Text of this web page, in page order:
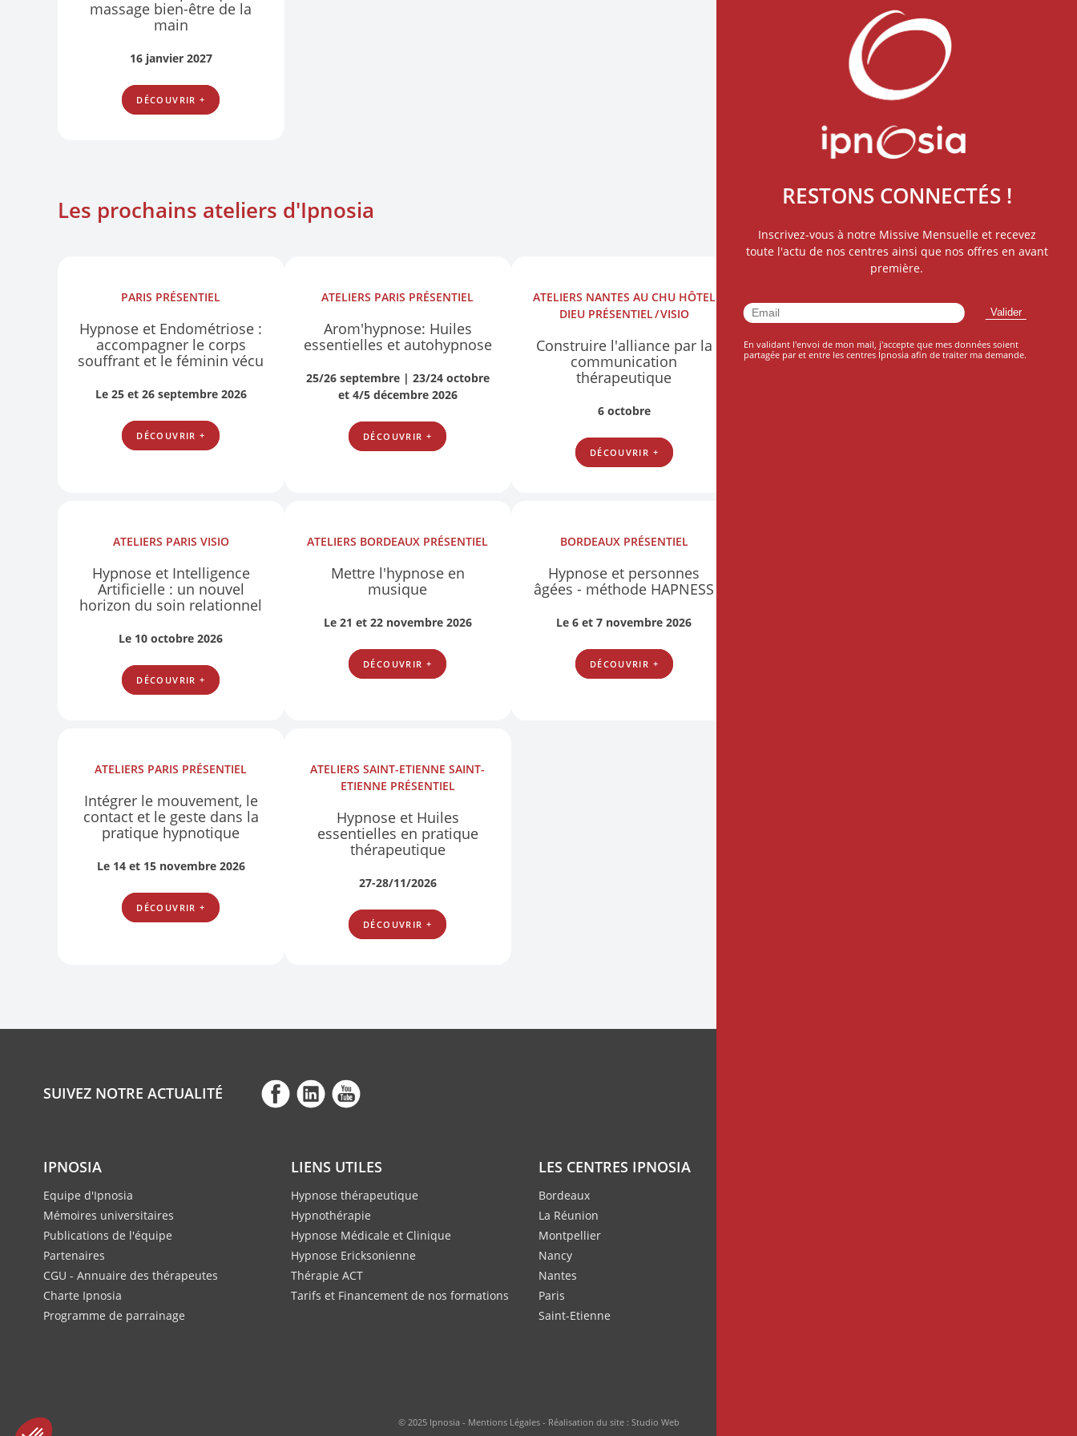
massage bien-être de la
main
16 janvier 2027
DÉCOUVRIR +
Les prochains ateliers d'Ipnosia
PARIS PRÉSENTIEL
Hypnose et Endométriose :
accompagner le corps
souffrant et le féminin vécu
Le 25 et 26 septembre 2026
DÉCOUVRIR +
ATELIERS PARIS PRÉSENTIEL
Arom'hypnose: Huiles
essentielles et autohypnose
25/26 septembre | 23/24 octobre
et 4/5 décembre 2026
DÉCOUVRIR +
ATELIERS NANTES AU CHU HÔTEL
DIEU PRÉSENTIEL VISIO
Construire l'alliance par la
communication
thérapeutique
6 octobre
DÉCOUVRIR +
ATELIERS PARIS VISIO
Hypnose et Intelligence
Artificielle : un nouvel
horizon du soin relationnel
Le 10 octobre 2026
DÉCOUVRIR +
ATELIERS BORDEAUX PRÉSENTIEL
Mettre l'hypnose en
musique
Le 21 et 22 novembre 2026
DÉCOUVRIR +
BORDEAUX PRÉSENTIEL
Hypnose et personnes
âgées - méthode HAPNESS
Le 6 et 7 novembre 2026
DÉCOUVRIR +
ATELIERS PARIS PRÉSENTIEL
Intégrer le mouvement, le
contact et le geste dans la
pratique hypnotique
Le 14 et 15 novembre 2026
DÉCOUVRIR +
ATELIERSSAINT-ETIENNE SAINT-
ETIENNE PRÉSENTIEL
Hypnose et Huiles
essentielles en pratique
thérapeutique
27-28/11/2026
DÉCOUVRIR +
SUIVEZ NOTRE ACTUALITÉ
IPNOSIA
Equipe d'Ipnosia
Mémoires universitaires
Publications de l'équipe
Partenaires
CGU - Annuaire des thérapeutes
Charte Ipnosia
Programme de parrainage
LIENS UTILES
Hypnose thérapeutique
Hypnothérapie
Hypnose Médicale et Clinique
Hypnose Ericksonienne
Thérapie ACT
Tarifs et Financement de nos formations
LES CENTRES IPNOSIA
Bordeaux
La Réunion
Montpellier
Nancy
Nantes
Paris
Saint-Etienne
© 2025 Ipnosia - Mentions Légales- Réalisation du site : Studio Web
RESTONS CONNECTÉS !
Inscrivez-vous à notre Missive Mensuelle et recevez
toute l'actu de nos centres ainsi que nos offres en avant
première.
En validant l'envoi de mon mail, j'accepte que mes données soient
partagée par et entre les centres Ipnosia afin de traiter ma demande.